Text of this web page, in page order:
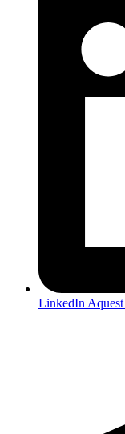
LinkedIn